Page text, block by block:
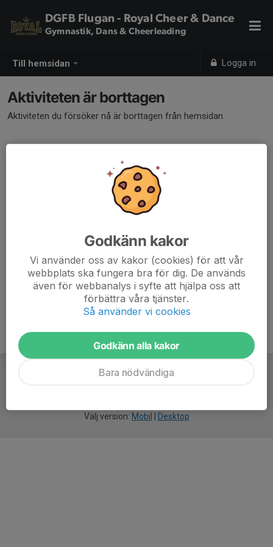
Till hemsidan Logga in
DGFB Flugan - Royal Cheer & Dance
Gymnastik, Dans & Cheerleading
Aktiviteten är borttagen
Aktiviteten du försöker nå är borttagen från hemsidan.
Välj version: Mobil Desktop
Godkänn kakor
Vi använder oss av kakor (cookies) för att vår
webbplats ska fungera bra för dig. De används
även för webbanalys i syfte att hjälpa oss att
förbättra våra tjänster.
Så använder vi cookies
Godkänn alla kakor
Bara nödvändiga